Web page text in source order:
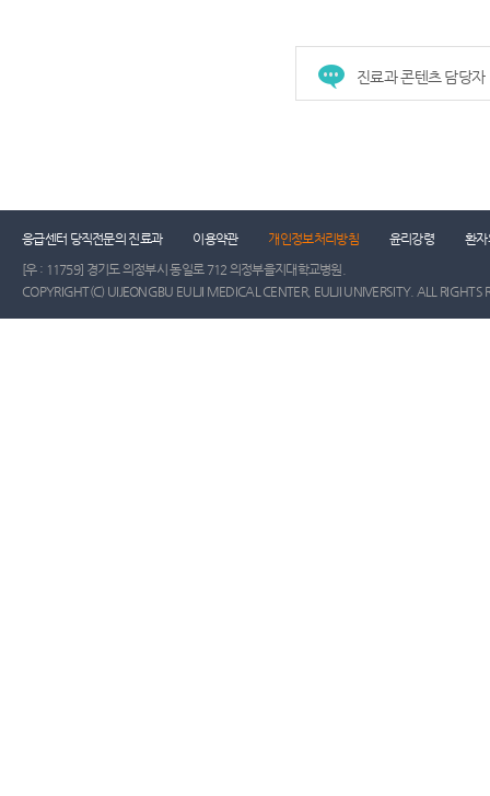
진료과 콘텐츠 담당자
응급센터 당직전문의 진료과 이용약관 개인정보처리방침 윤리강령
환자
[우 : 11759] 경기도 의정부시 동일로 712 의정부을지대학교병원.
COPYRIGHT(C) UIJEONGBU EULJI MEDICAL CENTER, EULJI UNIVERSITY. ALL RIGHTS